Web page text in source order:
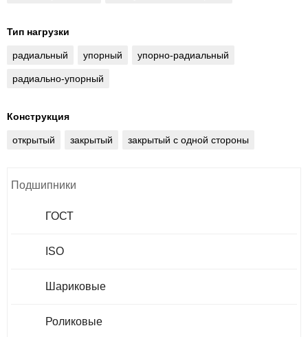
Тип нагрузки
радиальный упорный упорно-радиальный
радиально-упорный
Конструкция
открытый закрытый закрытый с одной стороны
Подшипники
ГОСТ
ISO
Шариковые
Роликовые